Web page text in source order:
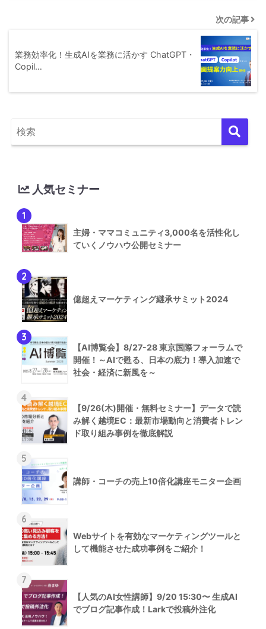
次の記事
業務効率化！生成AIを業務に活かす ChatGPT・
Copil…
人気セミナー
1
主婦・ママコミュニティ3,000名を活性化し
ていくノウハウ公開セミナー
2
億超えマーケティング継承サミット2024
3
【AI博覧会】8/27-28 東京国際フォーラムで
開催！～AIで甦る、日本の底力！導入加速で
社会・経済に新風を～
4
【9/26(木)開催・無料セミナー】データで読
み解く越境EC：最新市場動向と消費者トレン
ド取り組み事例を徹底解説
5
講師・コーチの売上10倍化講座モニター企画
6
Webサイトを有効なマーケティングツールと
して機能させた成功事例をご紹介！
7
【人気のAI女性講師】9/20 15:30〜 生成AI
でブログ記事作成！Larkで投稿外注化